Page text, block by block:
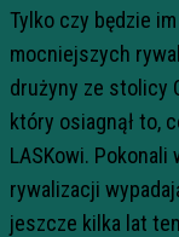
Tylko czy będzie
mocniejszych
drużyny ze stolicy
który osiagnął to,
LASKowi.
rywalizacji
jeszcze kilka lat